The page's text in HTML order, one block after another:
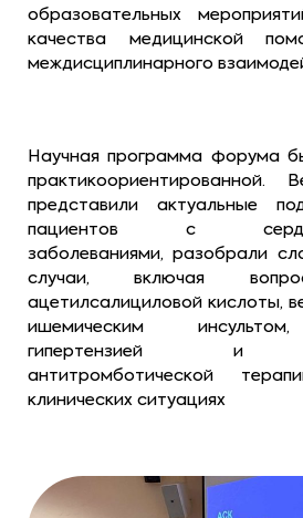
образовательных
качества медицинской
междисциплинарного
Научная программа форума
практикоориентированной.
представили актуальные
пациентов с
заболеваниями, разобрали
случаи, включая
ацетилсалициловой кислоты,
ишемическим
гипертензией и
антитромботической
клинических ситуациях